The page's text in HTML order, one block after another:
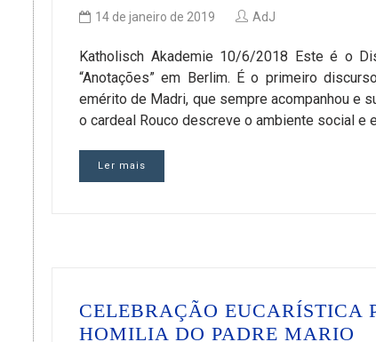
14 de janeiro de 2019 AdJ
Katholisch Akademie 10/6/2018 Este é o
“Anotações” em Berlim. É o primeiro
emérito de Madri, que sempre acompanhou e
o cardeal Rouco descreve o ambiente social e
Ler mais
CELEBRAÇÃO EUCARÍSTICA
HOMILIA DO PADRE MARIO